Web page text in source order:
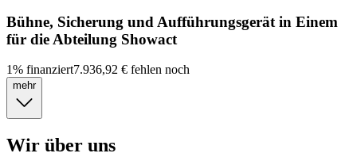
Bühne, Sicherung und Aufführungsgerät in Einem
für die Abteilung Showact
1% finanziert7.936,92 € fehlen noch
mehr
Wir über uns